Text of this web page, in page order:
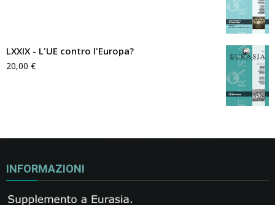
LXXIX - L'UE contro l'Europa?
20,00 €
INFORMAZIONI